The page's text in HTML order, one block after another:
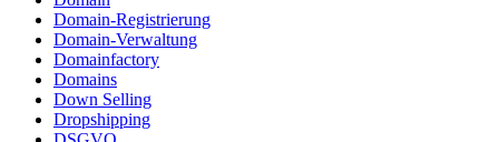
Domain-Registrierung
Domain-Verwaltung
Domainfactory
Domains
Down Selling
Dropshipping